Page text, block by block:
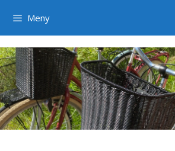
Meny